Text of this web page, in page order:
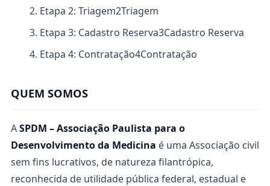
Etapa 2: Triagem2Triagem
Etapa 3: Cadastro Reserva3Cadastro Reserva
Etapa 4: Contratação4Contratação
QUEM SOMOS
ASPDM – Associação Paulista para o
Desenvolvimento da Medicina é uma Associação civil
sem fins lucrativos, de natureza filantrópica,
reconhecida de utilidade pública federal, estadual e